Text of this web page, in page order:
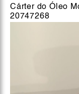
Cárter do Óleo
20747268